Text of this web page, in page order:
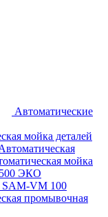
Автоматические
мойка деталей
мойка
ЭКО
SAM-VM 100
промывочная